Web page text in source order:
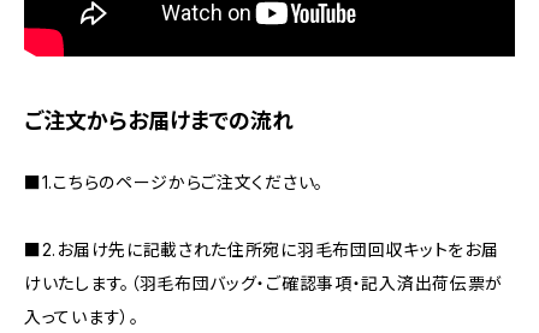
ご注文からお届けまでの流れ
■1.こちらのページからご注文ください。
■2.お届け先に記載された住所宛に羽毛布団回収キットをお届
けいたします。（羽毛布団バッグ・ご確認事項・記入済出荷伝票が
入っています）。